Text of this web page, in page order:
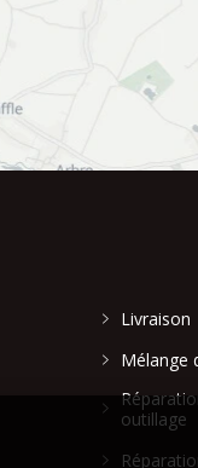
Livraison
Mélange
outillage